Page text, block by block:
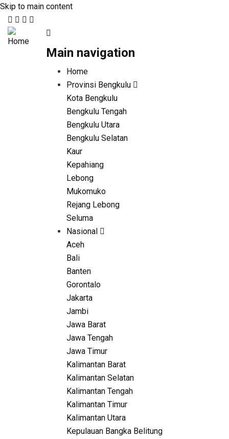
Skip to main content
Main navigation
Home
Provinsi Bengkulu
Kota Bengkulu
Bengkulu Tengah
Bengkulu Utara
Bengkulu Selatan
Kaur
Kepahiang
Lebong
Mukomuko
Rejang Lebong
Seluma
Nasional
Aceh
Bali
Banten
Gorontalo
Jakarta
Jambi
Jawa Barat
Jawa Tengah
Jawa Timur
Kalimantan Barat
Kalimantan Selatan
Kalimantan Tengah
Kalimantan Timur
Kalimantan Utara
Kepulauan Bangka Belitung